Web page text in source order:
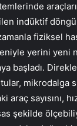
indüktif
fiziksel
yerini yeni
başladı.
mikrodalga
sayısını,
şekilde